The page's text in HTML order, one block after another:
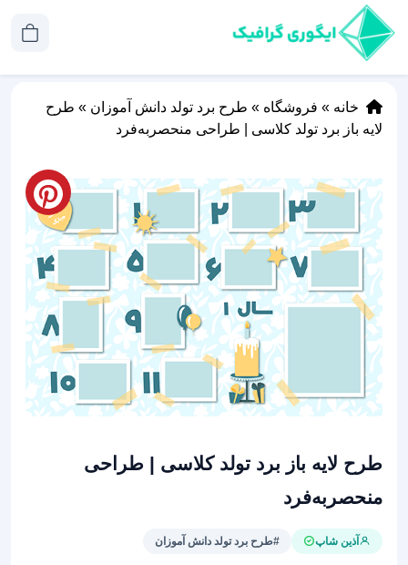
خانه » فروشگاه » طرح برد تولد دانش آموزان » طرح
لایه باز برد تولد کلاسی | طراحی منحصربه‌فرد
طرح لایه باز برد تولد کلاسی | طراحی
منحصربه‌فرد
آذین شاپ #طرح برد تولد دانش آموزان